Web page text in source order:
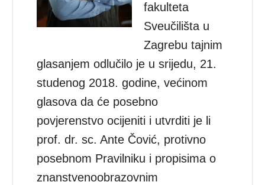
fakulteta
Sveučilišta u
Zagrebu tajnim
glasanjem odlučilo je u srijedu, 21.
studenog 2018. godine, većinom
glasova da će posebno
povjerenstvo ocijeniti i utvrditi je li
prof. dr. sc. Ante Čović, protivno
posebnom Pravilniku i propisima o
znanstvenoobrazovnim